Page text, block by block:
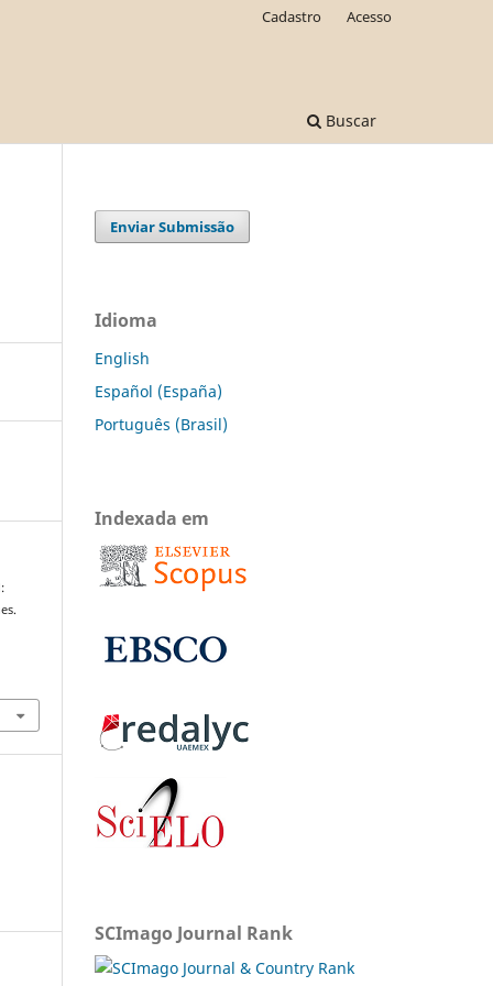
Buscar
Cadastro Acesso
Enviar Submissão
Idioma
English
Español (España)
Português (Brasil)
Indexada em
SCImago Journal Rank